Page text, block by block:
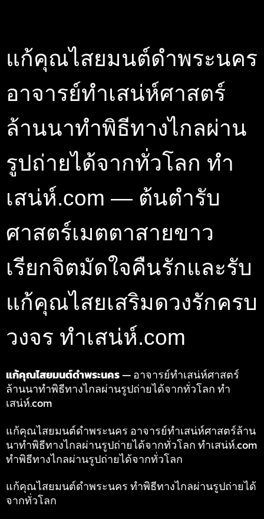
แก้คุณไสยมนต์ดำพระนคร
อาจารย์ทำเสน่ห์ศาสตร์
ล้านนาทำพิธีทางไกลผ่าน
รูปถ่ายได้จากทั่วโลก ทำ
เสน่ห์.com — ต้นตำรับ
ศาสตร์เมตตาสายขาว
เรียกจิตมัดใจคืนรักและรับ
แก้คุณไสยเสริมดวงรักครบ
วงจร ทำเสน่ห์.com
แก้คุณไสยมนต์ดำพระนคร— อาจารย์ทำเสน่ห์ศาสตร์
ล้านนาทำพิธีทางไกลผ่านรูปถ่ายได้จากทั่วโลก ทำ
เสน่ห์.com
แก้คุณไสยมนต์ดำพระนคร อาจารย์ทำเสน่ห์ศาสตร์ล้าน
นาทำพิธีทางไกลผ่านรูปถ่ายได้จากทั่วโลก ทำเสน่ห์.com
ทำพิธีทางไกลผ่านรูปถ่ายได้จากทั่วโลก
แก้คุณไสยมนต์ดำพระนคร ทำพิธีทางไกลผ่านรูปถ่ายได้
จากทั่วโลก